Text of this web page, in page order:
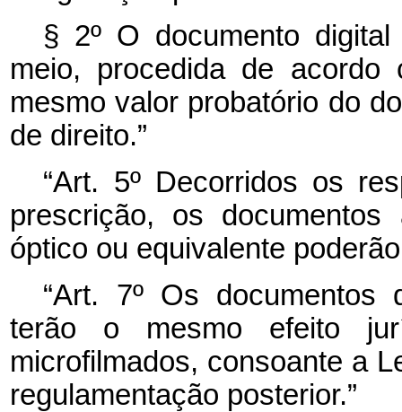
§ 2º O documento
meio, procedida de
mesmo valor probatório do
de direito.”
“Art. 5º Decorridos os
prescrição, os
óptico ou equivalente
“Art. 7º Os documentos
terão o mesmo efeito
microfilmados, consoante a
regulamentação posterior.”